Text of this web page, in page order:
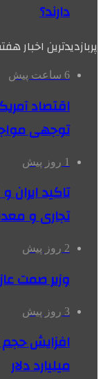
دارند؟
پربازدیدترین اخبار
6 ساعت پیش
اقتصاد
توجهی
1 روز پیش
تاکید
تجاری و
2 روز پیش
وزیر صمت
3 روز پیش
میلیارد دلار